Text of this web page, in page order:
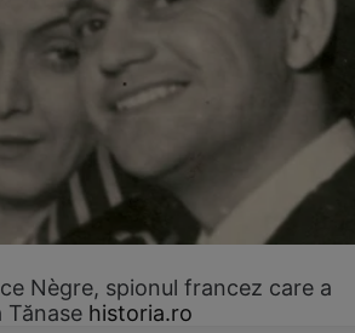
Nègre, spionul francez care a
Tănase historia.ro